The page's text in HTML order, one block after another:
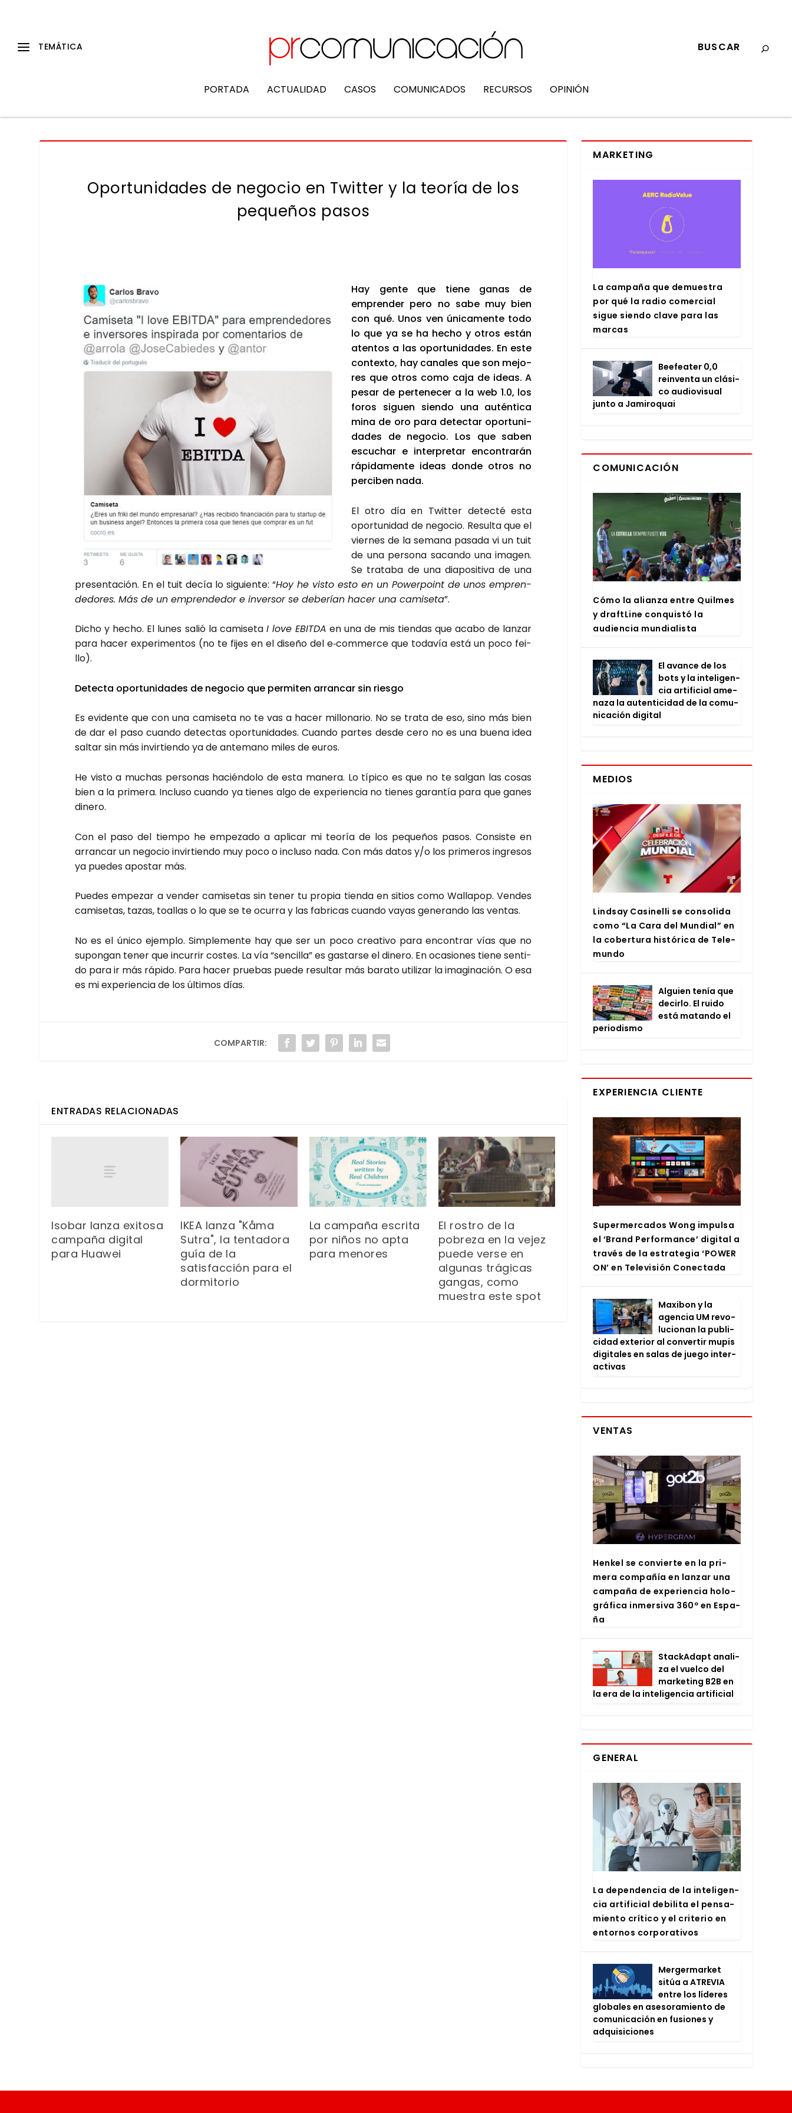
PORTADA ACTUALIDAD CASOS COMUNICADOS RECURSOS OPINIÓN
Oportunidades de negocio en Twitter y la teoría de los
pequeños pasos
Hay gen­te que tie­ne ganas de
empren­der pero no sabe muy bien
con qué. Unos ven úni­ca­men­te todo
lo que ya se ha hecho y otros están
aten­tos a las opor­tu­ni­da­des. En este
con­tex­to, hay cana­les que son mejo­
res que otros como caja de ideas. A
pesar de per­te­ne­cer a la web 1.0, los
foros siguen sien­do una autén­ti­ca
mina de oro para detec­tar opor­tu­ni­
da­des de nego­cio. Los que saben
escu­char e inter­pre­tar encon­tra­rán
rápi­da­men­te ideas don­de otros no
per­ci­ben nada.
El otro día en Twit­ter detec­té esta
opor­tu­ni­dad de nego­cio. Resul­ta que el
vier­nes de la sema­na pasa­da vi un tuit
de una per­so­na sacan­do una ima­gen.
Se tra­ta­ba de una dia­po­si­ti­va de una
pre­sen­ta­ción. En el tuit decía lo siguien­te: “Hoy he vis­to esto en un Power­point de unos empren­
de­do­res. Más de un empren­de­dor e inver­sor se debe­rían hacer una cami­se­ta”.
Dicho y hecho. El lunes salió la cami­se­ta I love EBIT­DA en una de mis tien­das que aca­bo de lan­zar
para hacer expe­ri­men­tos (no te fijes en el dise­ño del e‑commerce que toda­vía está un poco fei­
llo).
Detec­ta opor­tu­ni­da­des de nego­cio que per­mi­ten arran­car sin ries­go
Es evi­den­te que con una cami­se­ta no te vas a hacer millo­na­rio. No se tra­ta de eso, sino más bien
de dar el paso cuan­do detec­tas opor­tu­ni­da­des. Cuan­do par­tes des­de cero no es una bue­na idea
sal­tar sin más invir­tien­do ya de ante­mano miles de euros.
He vis­to a muchas per­so­nas hacién­do­lo de esta mane­ra. Lo típi­co es que no te sal­gan las cosas
bien a la pri­me­ra. Inclu­so cuan­do ya tie­nes algo de expe­rien­cia no tie­nes garan­tía para que ganes
dine­ro.
Con el paso del tiem­po he empe­za­do a apli­car mi teo­ría de los peque­ños pasos. Con­sis­te en
arran­car un nego­cio invir­tien­do muy poco o inclu­so nada. Con más datos y/o los pri­me­ros ingre­sos
ya pue­des apos­tar más.
Pue­des empe­zar a ven­der cami­se­tas sin tener tu pro­pia tien­da en sitios como Walla­pop. Ven­des
cami­se­tas, tazas, toa­llas o lo que se te ocu­rra y las fabri­cas cuan­do vayas gene­ran­do las ven­tas.
No es el úni­co ejem­plo. Sim­ple­men­te hay que ser un poco crea­ti­vo para encon­trar vías que no
supon­gan tener que incu­rrir cos­tes. La vía “sen­ci­lla” es gas­tar­se el dine­ro. En oca­sio­nes tie­ne sen­ti­
do para ir más rápi­do. Para hacer prue­bas pue­de resul­tar más bara­to uti­li­zar la ima­gi­na­ción. O esa
es mi expe­rien­cia de los últi­mos días.
COMPARTIR:
ENTRADAS RELACIONADAS
Isobar lanza exitosa
campaña digital
para Huawei
IKEA lanza "Kåma
Sutra", la tentadora
guía de la
satisfacción para el
dormitorio
La campaña escrita
por niños no apta
para menores
El rostro de la
pobreza en la vejez
puede verse en
algunas trágicas
gangas, como
muestra este spot
MARKETING
La cam­pa­ña que demues­tra
por qué la radio comer­cial
sigue sien­do cla­ve para las
mar­cas
Bee­fea­ter 0,0
rein­ven­ta un clá­si­
co audio­vi­sual
jun­to a Jami­ro­quai
COMUNICACIÓN
Cómo la alian­za entre Quil­mes
y draftLi­ne con­quis­tó la
audien­cia mun­dia­lis­ta
El avan­ce de los
bots y la inte­li­gen­
cia arti­fi­cial ame­
na­za la auten­ti­ci­dad de la comu­
ni­ca­ción digi­tal
MEDIOS
Lind­say Casi­ne­lli se con­so­li­da
como “La Cara del Mun­dial” en
la cober­tu­ra his­tó­ri­ca de Tele­
mun­do
Alguien tenía que
decir­lo. El rui­do
está matan­do el
perio­dis­mo
EXPERIENCIA CLIENTE
Super­mer­ca­dos Wong impul­sa
el ‘Brand Per­for­man­ce’ digi­tal a
tra­vés de la estra­te­gia ‘POWER
ON’ en Tele­vi­sión Conec­ta­da
Maxi­bon y la
agen­cia UM revo­
lu­cio­nan la publi­
ci­dad exte­rior al con­ver­tir mupis
digi­ta­les en salas de jue­go inter­
ac­ti­vas
VENTAS
Hen­kel se con­vier­te en la pri­
me­ra com­pa­ñía en lan­zar una
cam­pa­ña de expe­rien­cia holo­
grá­fi­ca inmer­si­va 360º en Espa­
ña
Stac­kA­dapt ana­li­
za el vuel­co del
mar­ke­ting B2B en
la era de la inte­li­gen­cia arti­fi­cial
GENERAL
La depen­den­cia de la inte­li­gen­
cia arti­fi­cial debi­li­ta el pen­sa­
mien­to crí­ti­co y el cri­te­rio en
entor­nos cor­po­ra­ti­vos
Mer­ger­mar­ket
sitúa a ATRE­VIA
entre los líde­res
glo­ba­les en ase­so­ra­mien­to de
comu­ni­ca­ción en fusio­nes y
adqui­si­cio­nes